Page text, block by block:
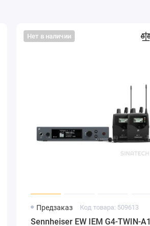
Нет в наличии
Предзаказ Код товара: 509613
Sennheiser EW IEM G4-TWIN-A1